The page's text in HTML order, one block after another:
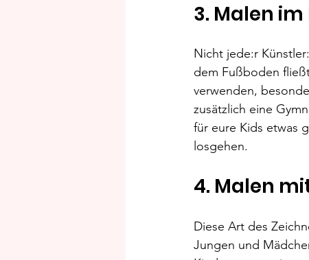
3. Malen im
Nicht jede:r
dem Fußboden
verwenden,
zusätzlich eine
für eure Kids etwas
losgehen.
4. Malen
Diese Art des
Jungen und